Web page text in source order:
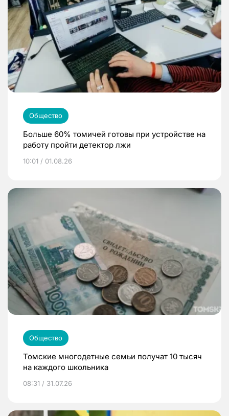
Общество
Больше 60% томичей готовы при устройстве на
работу пройти детектор лжи
10:01 / 01.08.26
Общество
Томские многодетные семьи получат 10 тысяч
на каждого школьника
08:31 / 31.07.26